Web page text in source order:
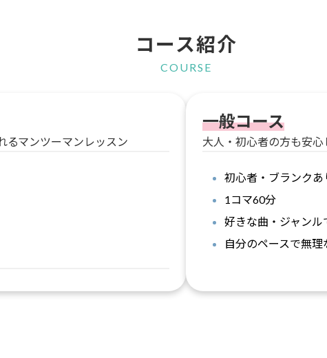
コース紹介
COURSE
るマンツーマンレッスン
一般コース
大人・初心者の方も安
初心者・ブランクあ
1コマ60分
好きな曲・ジャン
自分のペースで無理